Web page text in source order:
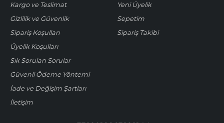
Kargo ve Teslimat
Gizlilik ve Güvenlik
Sipariş Koşulları
Üyelik Koşulları
Sık Sorulan Sorular
Güvenli Ödeme Yöntemi
İade ve Değişim Şartları
İletişim
Yeni Üyelik
Sepetim
Sipariş Takibi